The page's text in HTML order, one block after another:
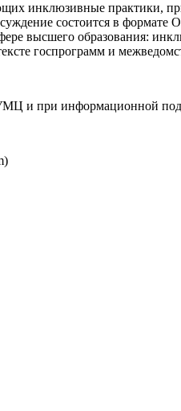
инклюзивные практики,
состоится в
высшего образования:
госпрограмм и
и при информационной